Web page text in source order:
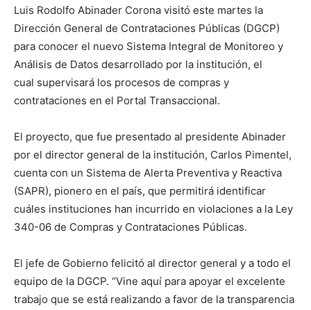
Luis Rodolfo Abinader Corona visitó este martes la
Dirección General de Contrataciones Públicas (DGCP)
para conocer el nuevo Sistema Integral de Monitoreo y
Análisis de Datos desarrollado por la institución, el
cual supervisará los procesos de compras y
contrataciones en el Portal Transaccional.
El proyecto, que fue presentado al presidente Abinader
por el director general de la institución, Carlos Pimentel,
cuenta con un Sistema de Alerta Preventiva y Reactiva
(SAPR), pionero en el país, que permitirá identificar
cuáles instituciones han incurrido en violaciones a la Ley
340-06 de Compras y Contrataciones Públicas.
El jefe de Gobierno felicitó al director general y a todo el
equipo de la DGCP. “Vine aquí para apoyar el excelente
trabajo que se está realizando a favor de la transparencia